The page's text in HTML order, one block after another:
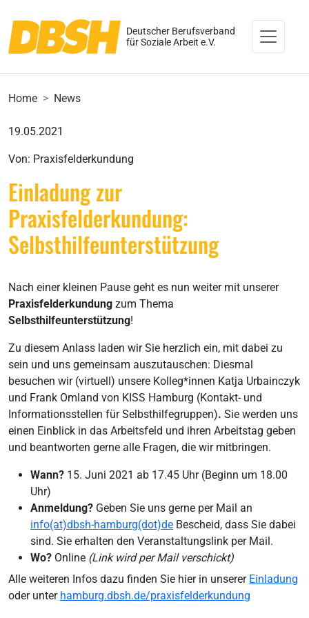
Deutscher Berufsverband
für Soziale Arbeit e.V.
Home News
19.05.2021
Von: Praxisfelderkundung
Einladung zur
Praxisfelderkundung:
Selbsthilfeunterstützung
Nach einer kleinen Pause geht es nun weiter mit unserer
Praxisfelderkundung zum Thema
Selbsthilfeunterstützung!
Zu diesem Anlass laden wir Sie herzlich ein, mit dabei zu
sein und uns gemeinsam auszutauschen: Diesmal
besuchen wir (virtuell) unsere Kolleg*innen Katja Urbainczyk
und Frank Omland von KISS Hamburg (Kontakt- und
Informationsstellen für Selbsthilfegruppen). Sie werden uns
einen Einblick in das Arbeitsfeld und ihren Arbeitstag geben
und beantworten gerne alle Fragen, die wir mitbringen.
Wann? 15. Juni 2021 ab 17.45 Uhr (Beginn um 18.00
Uhr)
Anmeldung? Geben Sie uns gerne per Mail an
info(at)dbsh-hamburg(dot)de Bescheid, dass Sie dabei
sind. Sie erhalten den Veranstaltungslink per Mail.
Wo? Online (Link wird per Mail verschickt)
Alle weiteren Infos dazu finden Sie hier in unserer Einladung
oder unter hamburg.dbsh.de/praxisfelderkundung